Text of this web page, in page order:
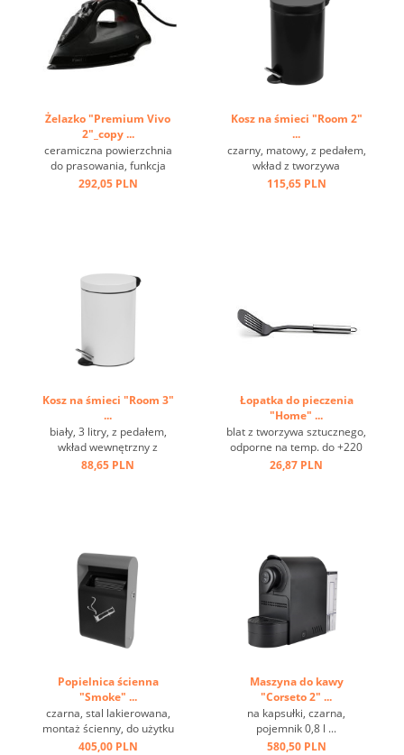
Żelazko "Premium Vivo
2"_copy ...
ceramiczna powierzchnia
do prasowania, funkcja
sprzyskiwania i pary,
292,05 PLN
Kosz na śmieci "Room 2"
...
czarny, matowy, z pedałem,
wkład z tworzywa
sztucznego, ring na spodzie
115,65 PLN
Kosz na śmieci "Room 3"
...
biały, 3 litry, z pedałem,
wkład wewnętrzny z
tworzywa sztucznego ...
88,65 PLN
Łopatka do pieczenia
"Home" ...
blat z tworzywa sztucznego,
odporne na temp. do +220
st.C, stal nierdzewna, oczko
26,87 PLN
Popielnica ścienna
"Smoke" ...
czarna, stal lakierowana,
montaż ścienny, do użytku
zewnętrznego ...
405,00 PLN
Maszyna do kawy
"Corseto 2" ...
na kapsułki, czarna,
pojemnik 0,8 l ...
580,50 PLN